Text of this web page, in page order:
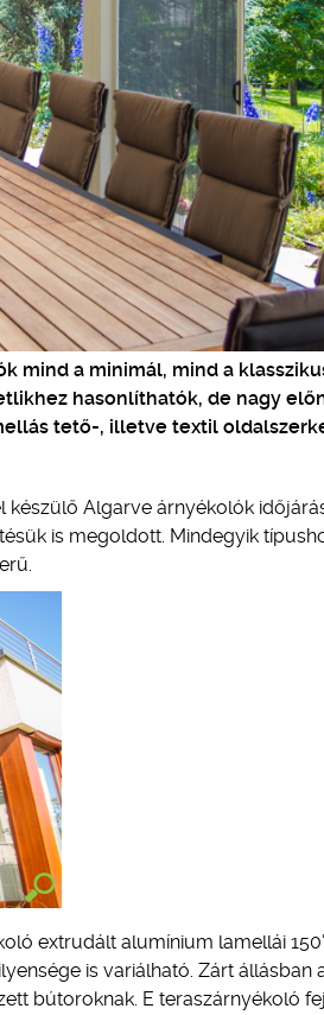
mind a minimál, mind a
hasonlíthatók, de nagy
tető-, illetve textil
Algarve árnyékolók
is megoldott. Mindegyik
extrudált alumínium lamellái
is variálható. Zárt állásban
bútoroknak. E teraszárnyékoló